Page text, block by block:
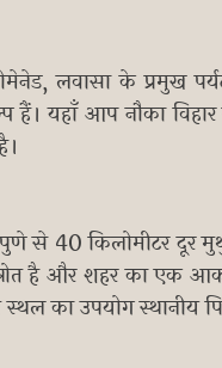
लवासा के प्रमुख
हैं। यहाँ आप नौका
से 40 किलोमीटर दूर
है और शहर का एक
का उपयोग स्थानीय